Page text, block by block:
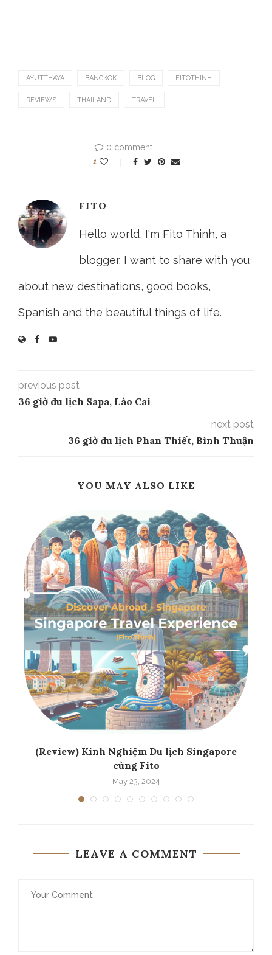
AYUTTHAYA BANGKOK BLOG FITOTHINH
REVIEWS THAILAND TRAVEL
0 comment
1
FITO
Hello world, I'm Fito Thinh, a
blogger. I want to share with you
about new destinations, good books,
Spanish and the beautiful things of life.
previous post
36 giờ du lịch Sapa, Lào Cai
next post
36 giờ du lịch Phan Thiết, Bình Thuận
YOU MAY ALSO LIKE
(Review) Kinh Nghiệm Du lịch Singapore
cùng Fito
May 23, 2024
LEAVE A COMMENT